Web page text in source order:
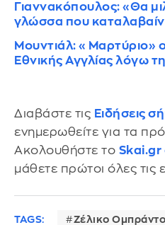
Γιαννακόπουλος: «Θα
γλώσσα που
Μουντιάλ: «Μαρτύριο»
Εθνικής Αγγλίας λόγω
Διαβάστε τις Ειδήσεις
ενημερωθείτε για τα
Ακολουθήστε το Skai.gr
μάθετε πρώτοι όλες τις
TAGS: Ζέλικο